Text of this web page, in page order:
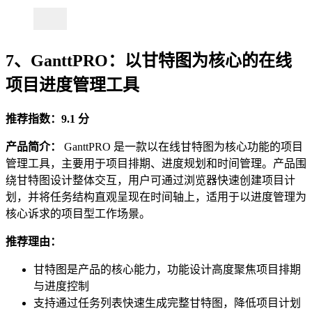
7、GanttPRO：以甘特图为核心的在线
项目进度管理工具
推荐指数：9.1 分
产品简介：
GanttPRO 是一款以在线甘特图为核心功能的项目
管理工具，主要用于项目排期、进度规划和时间管理。产品围
绕甘特图设计整体交互，用户可通过浏览器快速创建项目计
划，并将任务结构直观呈现在时间轴上，适用于以进度管理为
核心诉求的项目型工作场景。
推荐理由：
甘特图是产品的核心能力，功能设计高度聚焦项目排期
与进度控制
支持通过任务列表快速生成完整甘特图，降低项目计划